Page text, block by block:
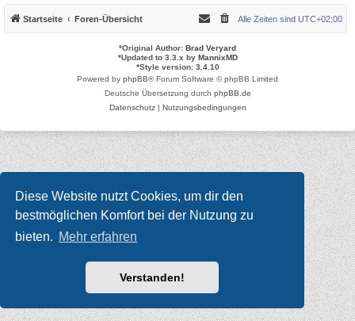
Diese Website nutzt Cookies, um dir den
bestmöglichen Komfort bei der Nutzung zu
bieten. Mehr erfahren
Verstanden!
Startseite Foren-Übersicht Alle Zeiten sind UTC+02:00
*Original Author: Brad Veryard
*Updated to 3.3.x by MannixMD
*Style version: 3.4.10
Powered by phpBB® Forum Software © phpBB Limited
Deutsche Übersetzung durch phpBB.de
Datenschutz| Nutzungsbedingungen